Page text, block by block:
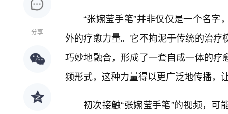
分享
“张婉莹手笔”并非仅仅是一个名
外的疗愈力量。它不拘泥于传统的治
巧妙地融合，形成了一套自成一体的
频形式，这种力量得以更广泛地传播，
初次接触“张婉莹手笔”的视频，